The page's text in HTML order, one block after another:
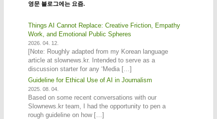
영문 블로그에는 요즘.
Things AI Cannot Replace: Creative Friction, Empathy
Work, and Emotional Public Spheres
2026. 04. 12.
[Note: Roughly adapted from my Korean language
article at slownews.kr. Intended to serve as a
discussion starter for any ‘Media […]
Guideline for Ethical Use of AI in Journalism
2025. 08. 04.
Based on some recent conversations with our
Slownews.kr team, I had the opportunity to pen a
rough guideline on how […]